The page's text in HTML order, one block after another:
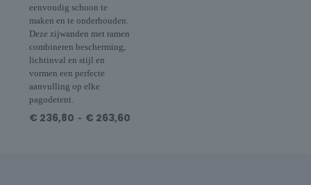
eenvoudig schoon te
maken en te onderhouden.
Deze zijwanden met ramen
combineren bescherming,
lichtinval en stijl en
vormen een perfecte
aanvulling op elke
pagodetent.
€ 236,80 - € 263,60